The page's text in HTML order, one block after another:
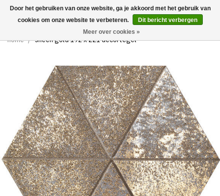
0
home / sheen gold 192 x 221 decortegel
Door het gebruiken van onze website, ga je akkoord met het gebruik van
cookies om onze website te verbeteren.
Dit bericht verbergen
Meer over cookies »